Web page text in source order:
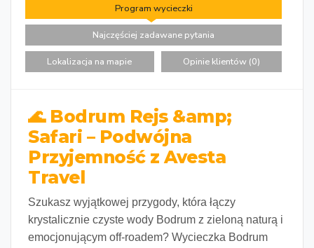
Program wycieczki
Najczęściej zadawane pytania
Lokalizacja na mapie Opinie klientów (0)
🌊 Bodrum Rejs &amp;
Safari – Podwójna
Przyjemność z Avesta
Travel
Szukasz wyjątkowej przygody, która łączy
krystalicznie czyste wody Bodrum z zieloną naturą i
emocjonującym off-roadem? Wycieczka Bodrum